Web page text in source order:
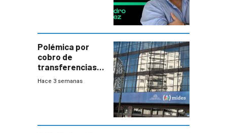
Polémica por
cobro de
transferencias
del Mides en
Hace 3 semanas